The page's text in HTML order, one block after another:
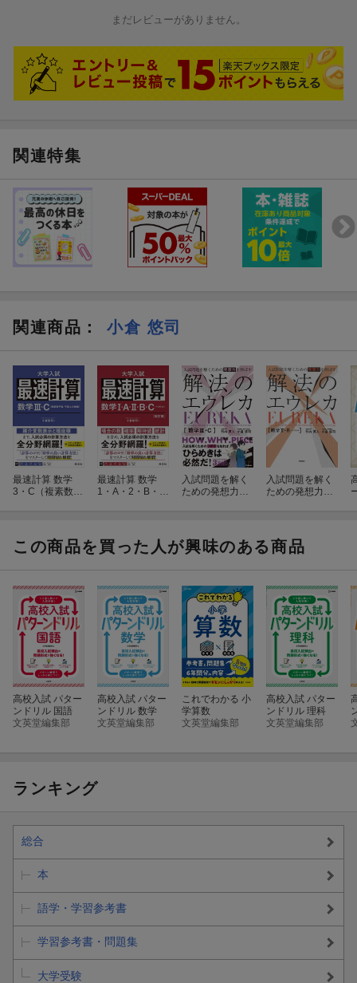
なく取り組めます。各単元でおさえておきたいポイントは、各単
元の「トレーニング」や、典型的な解法を取り上げた「実戦演
習」で確認できます。
定価 (税込) 1,430円 1,320円
高校物理基礎 パターンド
リル (高校パターンドリ
高校物理 パターンド
(高校パターンドリ
定価 (税込) 1,320円 1,650円
更新日：2026年06月21日
まだレビューがありません。
関連特集
関連商品 ： 小倉 悠司
最速計算 数学
3・C（複素数平
最速計算 数学
1・A・2・B・C
入試問題を解く
ための発想力を
入試問題を解く
ための発想力を
この商品を買った人が興味のある商品
高校入試 パター
ンドリル 国語
文英堂編集部
高校入試 パター
ンドリル 数学
文英堂編集部
これでわかる 小
学算数
文英堂編集部
高校入試 パター
ンドリル 理科
文英堂編集部
ランキング
総合
本
語学・学習参考書
学習参考書・問題集
大学受験